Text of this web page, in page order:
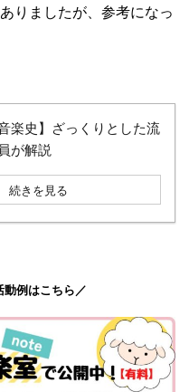
りましたが、参考になっ
楽史】ざっくりとした流
が解説
続きを見る
例はこちら／